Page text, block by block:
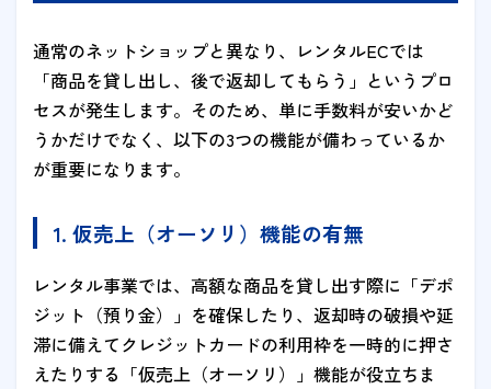
通常のネットショップと異なり、レンタルECでは
「商品を貸し出し、後で返却してもらう」というプロ
セスが発生します。そのため、単に手数料が安いかど
うかだけでなく、以下の3つの機能が備わっているか
が重要になります。
1. 仮売上（オーソリ）機能の有無
レンタル事業では、高額な商品を貸し出す際に「デポ
ジット（預り金）」を確保したり、返却時の破損や延
滞に備えてクレジットカードの利用枠を一時的に押さ
えたりする「仮売上（オーソリ）」機能が役立ちま